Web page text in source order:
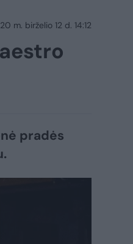
m. birželio 12 d. 14:12
pradės